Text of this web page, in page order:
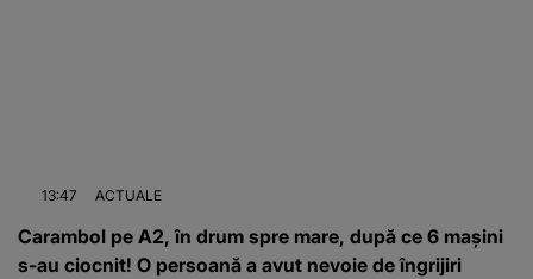
13:47 ACTUALE
Carambol pe A2, în drum spre mare, după ce 6 mașini
s-au ciocnit! O persoană a avut nevoie de îngrijiri